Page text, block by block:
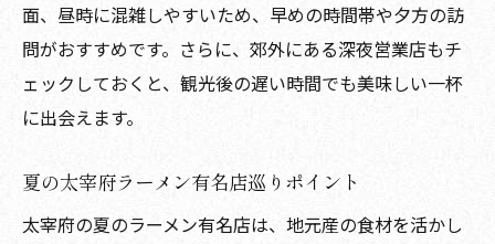
面、昼時に混雑しやすいため、早めの時間帯や夕方の訪
問がおすすめです。さらに、郊外にある深夜営業店もチ
ェックしておくと、観光後の遅い時間でも美味しい一杯
に出会えます。
夏の太宰府ラーメン有名店巡りポイント
太宰府の夏のラーメン有名店は、地元産の食材を活かし